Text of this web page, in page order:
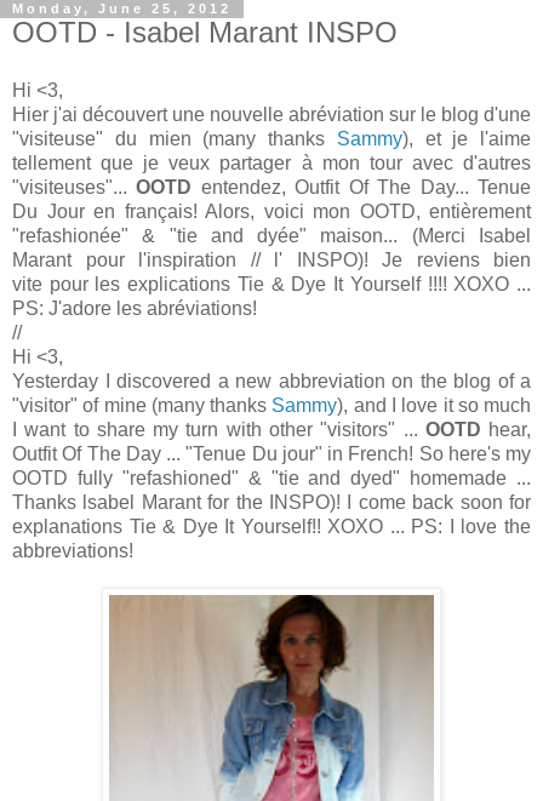
Monday, June 25, 2012
OOTD - Isabel Marant INSPO
Hi <3,
Hier j'ai découvert une nouvelle abréviation sur le blog d'une
"visiteuse" du mien (many thanks Sammy), et je l'aime
tellement que je veux partager à mon tour avec d'autres
"visiteuses"...OOTD entendez, Outfit Of The Day... Tenue
Du Jour en français! Alors, voici mon OOTD, entièrement
"refashionée" & "tie and dyée" maison... (Merci Isabel
Marant pour l'inspiration // l' INSPO)! Je reviens bien
vite pour les explications Tie & Dye It Yourself !!!! XOXO ...
PS: J'adore les abréviations!
//
Hi <3,
Yesterday
I discovered a new abbreviation on the blog of a
"visitor" of mine (many thanks Sammy), and I
love it so much
I want to share my turn with other "visitors" ... OOTD hear,
Outfit Of The Day ... "Tenue Du jour" in French! So here's my
OOTD fully "refashioned" & "tie and dyed" homemade ...
Thanks lsabel Marant for the INSPO)! I come back soon for
explanations Tie & Dye It Yourself!! XOXO ... PS: I love the
abbreviations!